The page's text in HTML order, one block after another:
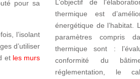
pour sa
l’isolant
d’utiliser
et les murs
L’objectif de
thermique est
énergétique de l’habitat.
paramètres compris
thermique sont :
conformité du
réglementation, le